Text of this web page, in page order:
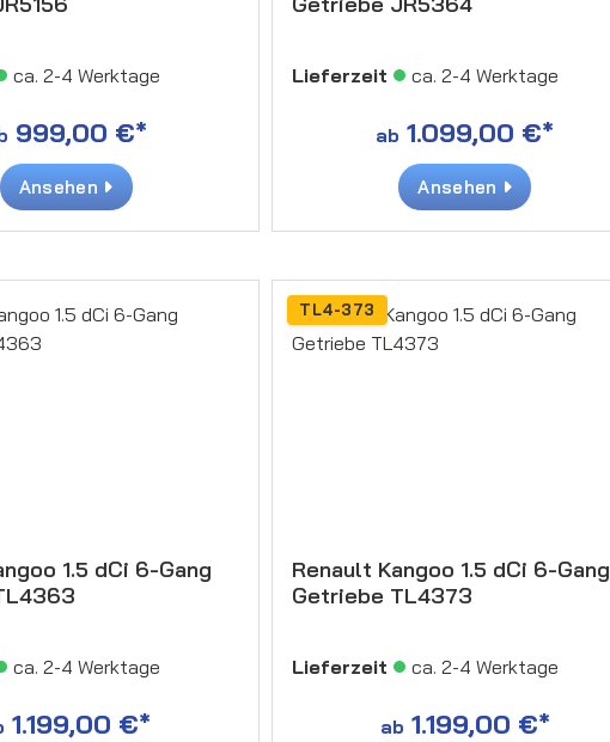
ca. 2-4 Werktage
999,00 €*
Ansehen
Lieferzeit ca. 2-4 Werktage
ab 1.099,00 €*
Ansehen
1.5 dCi 6-Gang
ca. 2-4 Werktage
1.199,00 €*
TL4-373
Renault Kangoo 1.5 dCi 6-Gang
Getriebe TL4373
Lieferzeit ca. 2-4 Werktage
ab 1.199,00 €*